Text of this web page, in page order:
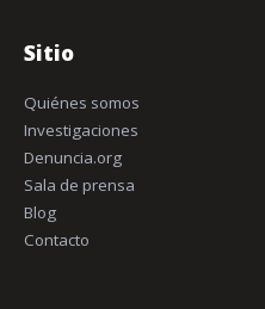
Sitio
Quiénes somos
Investigaciones
Denuncia.org
Sala de prensa
Blog
Contacto